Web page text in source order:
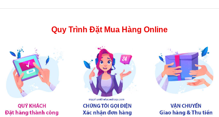
Quy Trình Đặt Mua Hàng Online